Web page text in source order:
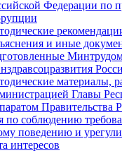
Федерации по
и иные
материалы,
Главы
Правительства
по соблюдению
поведению и
интересов